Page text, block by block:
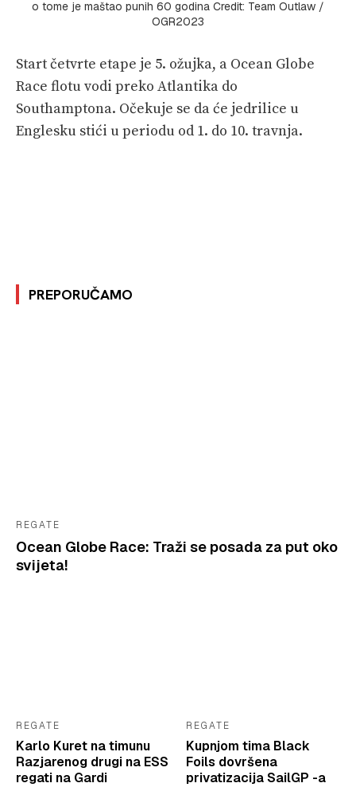
o tome je maštao punih 60 godina Credit: Team Outlaw /
OGR2023
Start četvrte etape je 5. ožujka, a Ocean Globe
Race flotu vodi preko Atlantika do
Southamptona. Očekuje se da će jedrilice u
Englesku stići u periodu od 1. do 10. travnja.
PREPORUČAMO
REGATE
Ocean Globe Race: Traži se posada za put oko
svijeta!
REGATE
Karlo Kuret na timunu
Razjarenog drugi na ESS
regati na Gardi
REGATE
Kupnjom tima Black
Foils dovršena
privatizacija SailGP -a